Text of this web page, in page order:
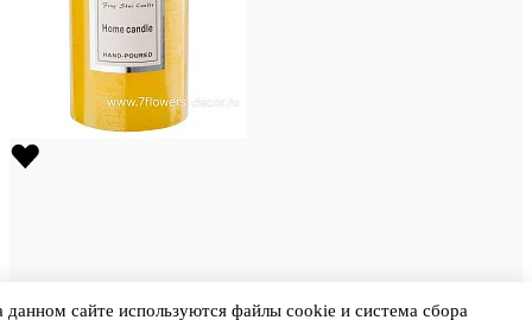
данном сайте используются файлы cookie и система сбора